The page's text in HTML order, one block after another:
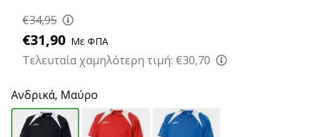
Ελάτε
μαζί
ως
της
μάρκας
μας.
€34,95
€31,90 Με ΦΠΑ
Τελευταία χαμηλότερη τιμή: €30,70
Ανδρικά, Μαύρο